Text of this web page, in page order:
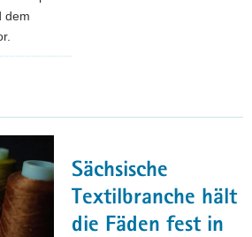
dem
Sächsische
Textilbranche hält
die Fäden fest in